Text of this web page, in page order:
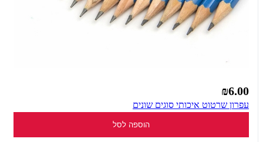
₪6.00
עפרון שרטוט איכותי סוגים שונים
הוספה לסל